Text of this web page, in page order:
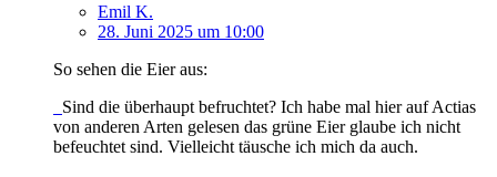
Emil K.
28. Juni 2025 um 10:00
So sehen die Eier aus:
Sind die überhaupt befruchtet? Ich habe mal hier auf Actias
von anderen Arten gelesen das grüne Eier glaube ich nicht
befeuchtet sind. Vielleicht täusche ich mich da auch.